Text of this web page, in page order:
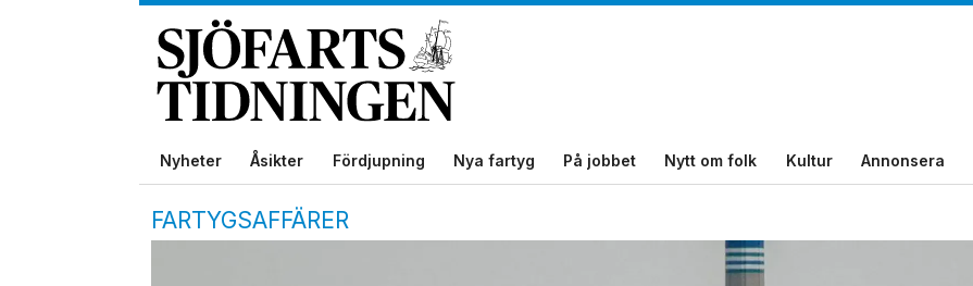
Nyheter Åsikter Fördjupning Nya fartyg På jobbet Nytt om folk Kultur Annonsera
FARTYGSAFFÄRER